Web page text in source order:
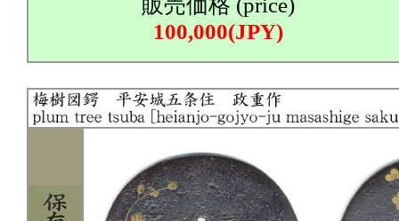
販売価格 (price)
100,000(JPY)